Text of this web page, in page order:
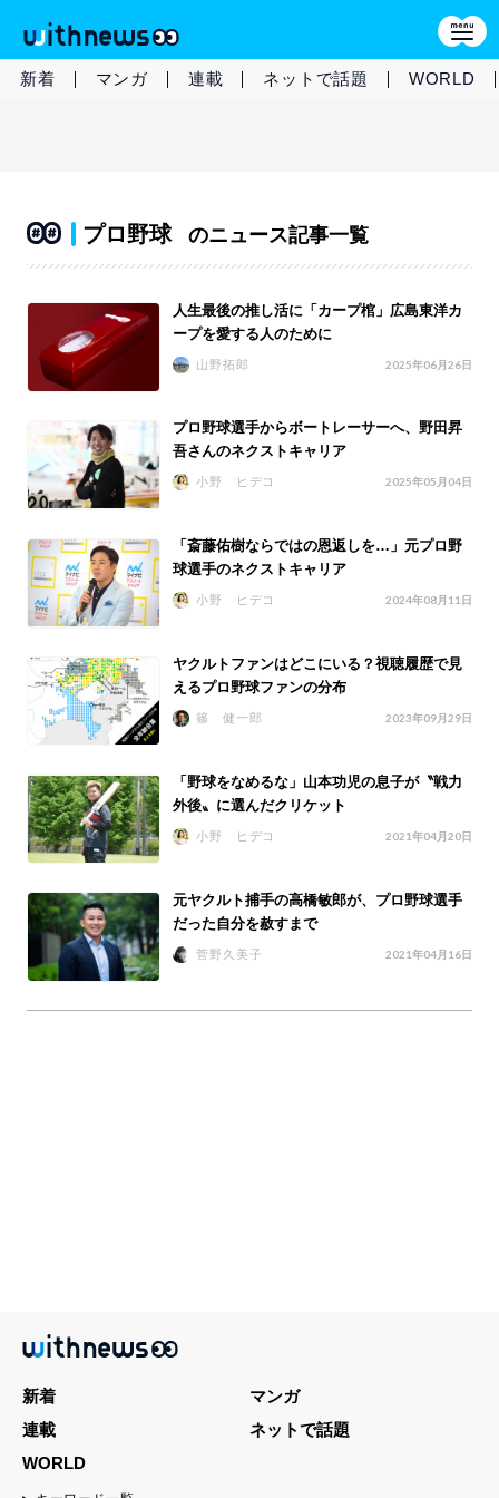
新着 マンガ 連載 ネットで話題 WORLD
プロ野球 のニュース記事一覧
人生最後の推し活に「カープ棺」広島東洋カ
ープを愛する人のために
山野拓郎 2025年06月26日
プロ野球選手からボートレーサーへ、野田昇
吾さんのネクストキャリア
小野 ヒデコ 2025年05月04日
「斎藤佑樹ならではの恩返しを…」元プロ野
球選手のネクストキャリア
小野 ヒデコ 2024年08月11日
ヤクルトファンはどこにいる？視聴履歴で見
えるプロ野球ファンの分布
篠 健一郎 2023年09月29日
「野球をなめるな」山本功児の息子が〝戦力
外後〟に選んだクリケット
小野 ヒデコ 2021年04月20日
元ヤクルト捕手の高橋敏郎が、プロ野球選手
だった自分を赦すまで
菅野久美子 2021年04月16日
新着
マンガ
連載
ネットで話題
WORLD